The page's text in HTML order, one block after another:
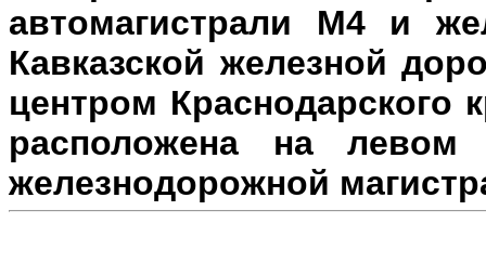
автомагистрали М4 и
Кавказской железной
центром Краснодарского
расположена на левом
железнодорожной